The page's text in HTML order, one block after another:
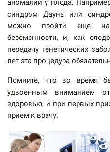
аномалий у плода.
синдром Дауна или
можно пройти еще на
беременности, и, как
передачу генетических
лет эта процедура
Помните, что во время
удвоенным вниманием
здоровью, и при первых
прием к врачу.